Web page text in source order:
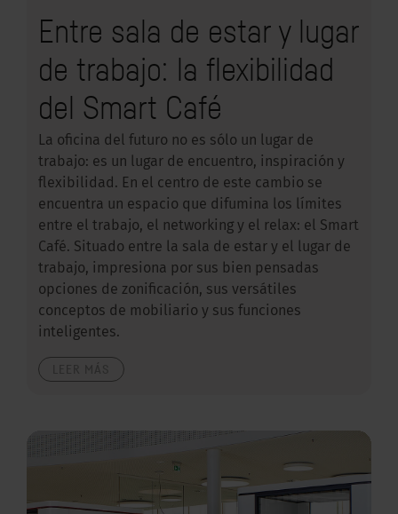
Entre sala de estar y lugar
de trabajo: la flexibilidad
del Smart Café
La oficina del futuro no es sólo un lugar de
trabajo: es un lugar de encuentro, inspiración y
flexibilidad. En el centro de este cambio se
encuentra un espacio que difumina los límites
entre el trabajo, el networking y el relax: el Smart
Café. Situado entre la sala de estar y el lugar de
trabajo, impresiona por sus bien pensadas
opciones de zonificación, sus versátiles
conceptos de mobiliario y sus funciones
inteligentes.